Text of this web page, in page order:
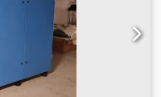
Aiozmpa Roreck PO:
100 % sin
del motor (aprox. 2
directo del
Secador (secador por
seco). R: